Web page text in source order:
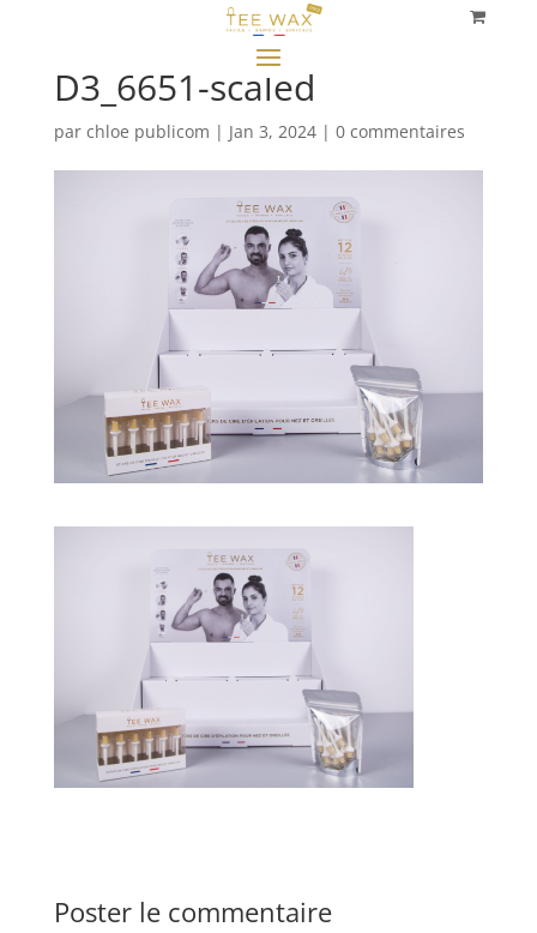
D3_6651-scaled
par chloe publicom | Jan 3, 2024| 0 commentaires
Poster le commentaire